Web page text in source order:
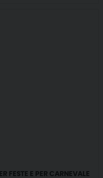
FESTE E PER CARNEVALE